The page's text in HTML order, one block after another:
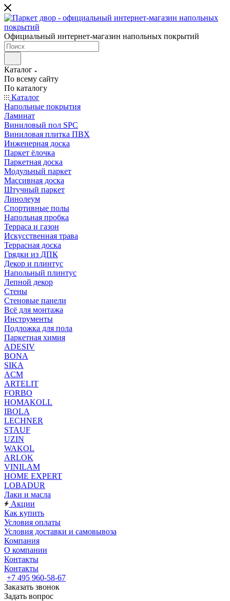
Официальный интернет-магазин напольных покрытий
Каталог
По всему сайту
По каталогу
Каталог
Напольные покрытия
Ламинат
Виниловый пол SPC
Виниловая плитка ПВХ
Инженерная доска
Паркет ёлочка
Паркетная доска
Модульный паркет
Массивная доска
Штучный паркет
Линолеум
Спортивные полы
Напольная пробка
Терраса и газон
Искусственная трава
Террасная доска
Грядки из ДПК
Декор и плинтус
Напольный плинтус
Лепной декор
Стены
Стеновые панели
Всё для монтажа
Инструменты
Подложка для пола
Паркетная химия
ADESIV
BONA
SIKA
ACM
ARTELIT
FORBO
HOMAKOLL
IBOLA
LECHNER
STAUF
UZIN
WAKOL
ARLOK
VINILAM
HOME EXPERT
LOBADUR
Лаки и масла
Акции
Как купить
Условия оплаты
Условия доставки и самовывоза
Компания
О компании
Контакты
Контакты
+7 495 960-58-67
Заказать звонок
Задать вопрос